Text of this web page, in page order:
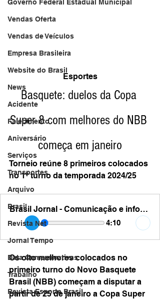
Governo Federal Estadual Municipal
Vendas Oferta
Vendas de Veículos
Empresa Brasileira
Website do Brasil
News
Acidente
Falecimento
Aniversário
Serviços
Transportes
Arquivo
Brasil
Revista Net
Jornal Tempo
Data Comemorativas
Trabalho
Revista Esporte Brasil
Esportes
Basquete: duelos da Copa
Super 8 com melhores do NBB
começa em janeiro
Torneio reúne 8 primeiros colocados
no 1º turno da temporada 2024/25
Brasil Jornal - Comunicação e informação - basquete 2025
4:10
Os oito melhores colocados no
primeiro turno do Novo Basquete
Brasil (NBB) começam a disputar a
partir de 25 de janeiro a Copa Super